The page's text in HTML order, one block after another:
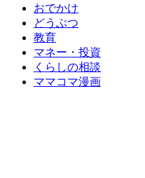
おでかけ
どうぶつ
教育
マネー・投資
くらしの相談
ママコマ漫画